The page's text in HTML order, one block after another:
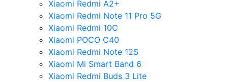
Xiaomi Redmi A2+
Xiaomi Redmi Note 11 Pro 5G
Xiaomi Redmi 10C
Xiaomi POCO C40
Xiaomi Redmi Note 12S
Xiaomi Mi Smart Band 6
Xiaomi Redmi Buds 3 Lite